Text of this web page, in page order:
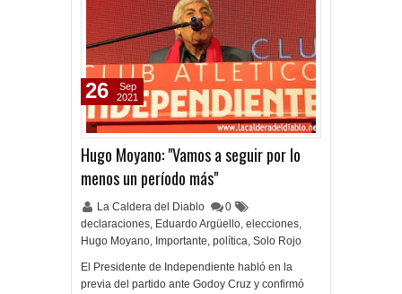
Hugo Moyano: "Vamos a seguir por lo
menos un período más"
La Caldera del Diablo
0
declaraciones, Eduardo Argüello, elecciones,
Hugo Moyano, Importante, política, Solo Rojo
El Presidente de Independiente habló en la
previa del partido ante Godoy Cruz y confirmó
26
Sep
2021